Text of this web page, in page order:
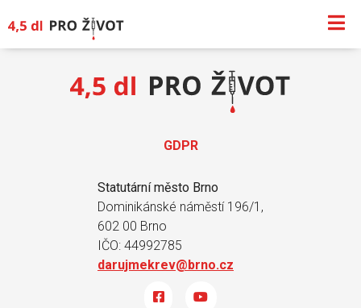
GDPR
Statutární město Brno
Dominikánské náměstí 196/1,
602 00 Brno
IČO: 44992785
darujmekrev@brno.cz